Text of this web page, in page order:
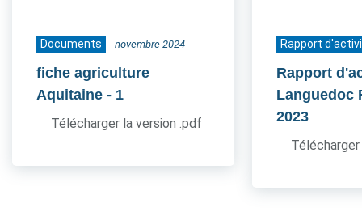
Documents novembre 2024
fiche agriculture
Aquitaine - 1
Télécharger la version .pdf
Rapport
Rapport
Languedoc
2023